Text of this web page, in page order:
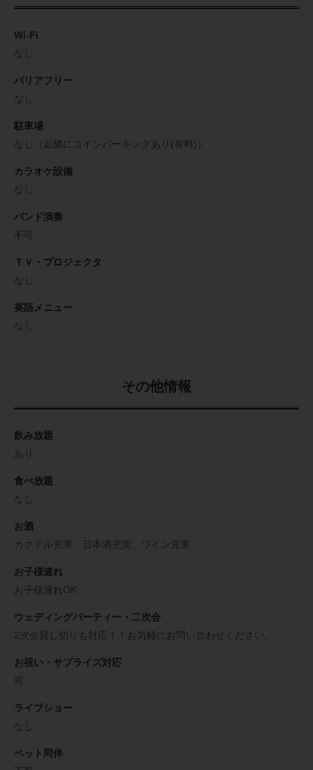
Wi-Fi
なし
バリアフリー
なし
駐車場
なし（近隣にコインパーキングあり(有料)）
カラオケ設備
なし
バンド演奏
不可
ＴＶ・プロジェクタ
なし
英語メニュー
なし
その他情報
飲み放題
あり
食べ放題
なし
お酒
カクテル充実、日本酒充実、ワイン充実
お子様連れ
お子様連れOK
ウェディングパーティー・二次会
2次会貸し切りも対応！！お気軽にお問い合わせください。
お祝い・サプライズ対応
可
ライブショー
なし
ペット同伴